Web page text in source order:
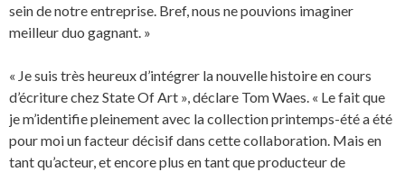
sein de notre entreprise. Bref, nous ne pouvions imaginer
meilleur duo gagnant. »
« Je suis très heureux d’intégrer la nouvelle histoire en cours
d’écriture chez State Of Art », déclare Tom Waes. « Le fait que
je m’identifie pleinement avec la collection printemps-été a été
pour moi un facteur décisif dans cette collaboration. Mais en
tant qu’acteur, et encore plus en tant que producteur de